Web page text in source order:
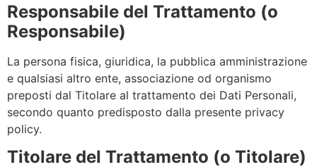
Responsabile del Trattamento (o
Responsabile)
La persona fisica, giuridica, la pubblica amministrazione
e qualsiasi altro ente, associazione od organismo
preposti dal Titolare al trattamento dei Dati Personali,
secondo quanto predisposto dalla presente privacy
policy.
Titolare del Trattamento (o Titolare)